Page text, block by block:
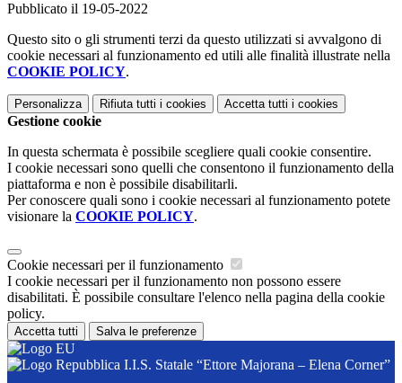
Pubblicato il 19-05-2022
Questo sito o gli strumenti terzi da questo utilizzati si avvalgono di
cookie necessari al funzionamento ed utili alle finalità illustrate nella
COOKIE POLICY.
Personalizza Rifiuta tutti i cookies Accetta tutti i cookies
Gestione cookie
In questa schermata è possibile scegliere quali cookie consentire.
I cookie necessari sono quelli che consentono il funzionamento della
piattaforma e non è possibile disabilitarli.
Per conoscere quali sono i cookie necessari al funzionamento potete
visionare la COOKIE POLICY.
Cookie necessari per il funzionamento
I cookie necessari per il funzionamento non possono essere
disabilitati. È possibile consultare l'elenco nella pagina della cookie
policy.
Accetta tutti Salva le preferenze
I.I.S. Statale “Ettore Majorana – Elena Corner”